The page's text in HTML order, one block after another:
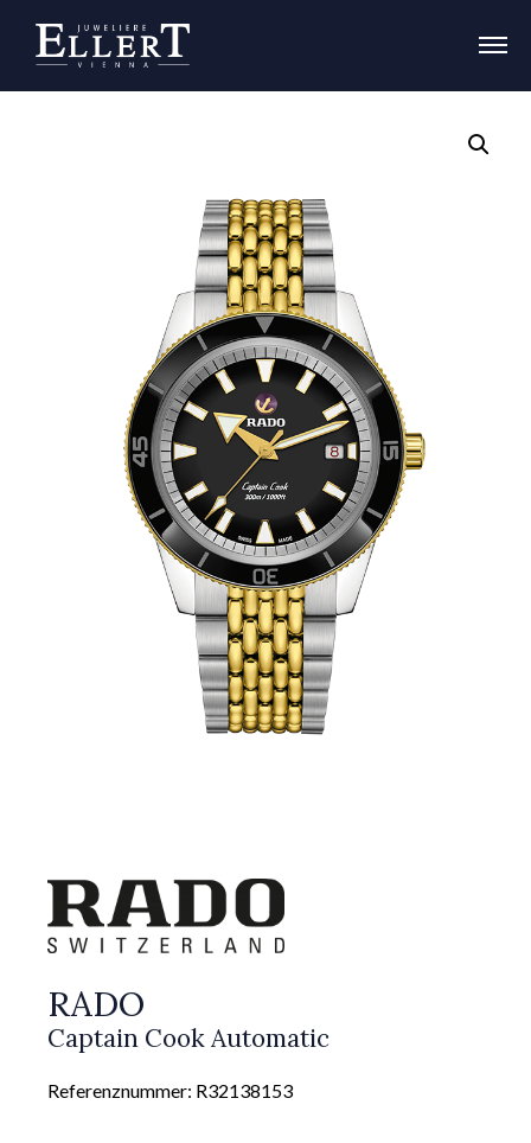
RADO
Captain Cook Automatic
Referenznummer: R32138153